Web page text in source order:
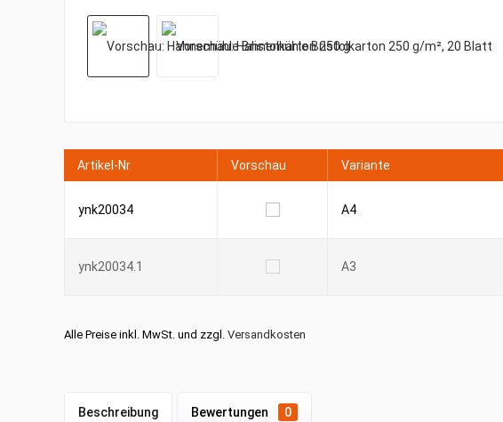
Artikel-Nr. Vorschau Variante
ynk20034 A4
ynk20034.1 A3
Alle Preise inkl. MwSt. und zzgl. Versandkosten
Beschreibung Bewertungen 0